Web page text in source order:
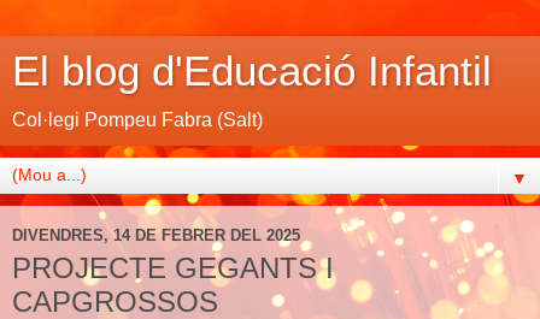
El blog d'Educació Infantil
Col·legi Pompeu Fabra (Salt)
▼
DIVENDRES, 14 DE FEBRER DEL 2025
PROJECTE GEGANTS I
CAPGROSSOS